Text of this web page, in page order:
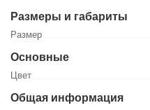
Размеры и габариты
Размер
Основные
Цвет
Общая информация